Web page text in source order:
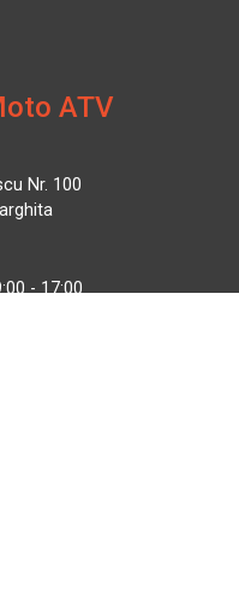
ATV
Nr. 100
- 17:00